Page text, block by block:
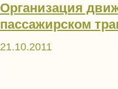
Организация
пассажирском
21.10.2011